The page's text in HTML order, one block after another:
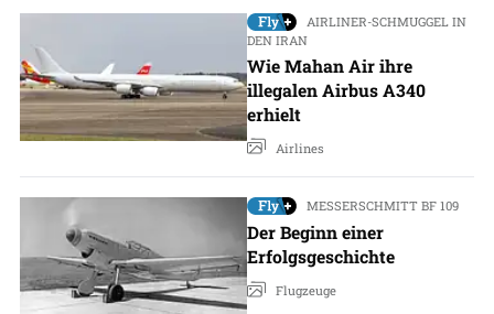
AIRLINER-SCHMUGGEL IN
DEN IRAN
Wie Mahan Air ihre
illegalen Airbus A340
erhielt
Airlines
MESSERSCHMITT BF 109
Der Beginn einer
Erfolgsgeschichte
Flugzeuge